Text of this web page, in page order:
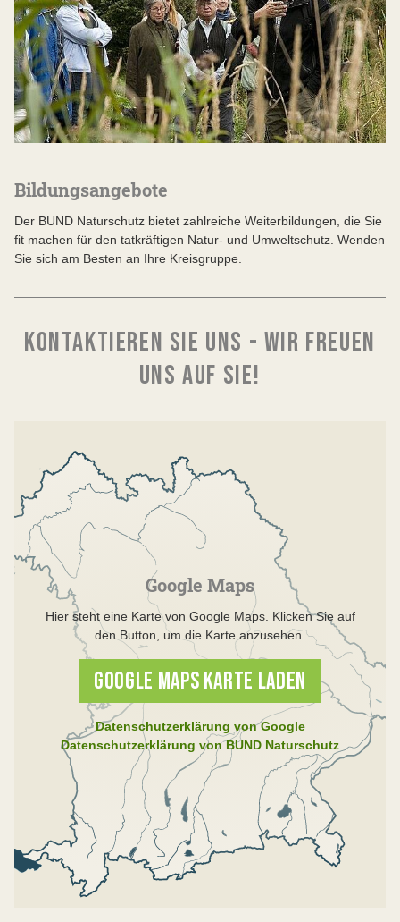
Bildungsangebote
Der BUND Naturschutz bietet zahlreiche Weiterbildungen, die Sie
fit machen für den tatkräftigen Natur- und Umweltschutz. Wenden
Sie sich am Besten an Ihre Kreisgruppe.
KONTAKTIEREN SIE UNS - WIR FREUEN
UNS AUF SIE!
Google Maps
Hier steht eine Karte von Google Maps. Klicken Sie auf
den Button, um die Karte anzusehen.
GOOGLE MAPS KARTE LADEN
Datenschutzerklärung von Google
Datenschutzerklärung von BUND Naturschutz